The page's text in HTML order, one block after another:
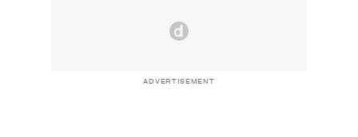
ADVERTISEMENT